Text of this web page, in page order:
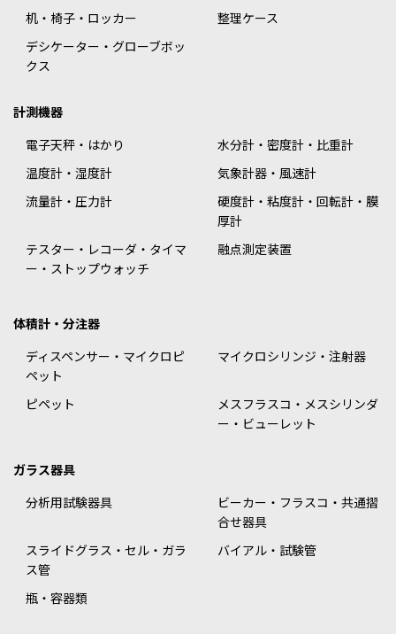
机・椅子・ロッカー
整理ケース
デシケーター・グローブボッ
クス
計測機器
電子天秤・はかり
水分計・密度計・比重計
温度計・湿度計
気象計器・風速計
流量計・圧力計
硬度計・粘度計・回転計・膜
厚計
テスター・レコーダ・タイマ
ー・ストップウォッチ
融点測定装置
体積計・分注器
ディスペンサー・マイクロピ
ペット
マイクロシリンジ・注射器
ピペット
メスフラスコ・メスシリンダ
ー・ビューレット
ガラス器具
分析用試験器具
ビーカー・フラスコ・共通摺
合せ器具
スライドグラス・セル・ガラ
ス管
バイアル・試験管
瓶・容器類